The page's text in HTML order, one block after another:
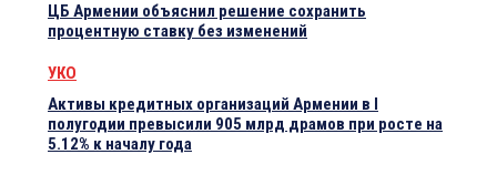
ЦБ Армении объяснил решение сохранить
процентную ставку без изменений
УКО
Активы кредитных организаций Армении в I
полугодии превысили 905 млрд драмов при росте на
5.12% к началу года